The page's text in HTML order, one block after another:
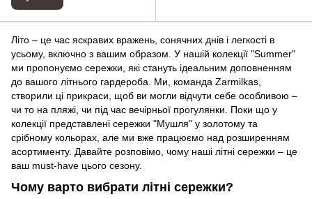
Літо – це час яскравих вражень, сонячних днів і легкості в
усьому, включно з вашим образом. У нашій колекції "Summer"
ми пропонуємо сережки, які стануть ідеальним доповненням
до вашого літнього гардероба. Ми, команда Zarmilkas,
створили ці прикраси, щоб ви могли відчути себе особливою –
чи то на пляжі, чи під час вечірньої прогулянки. Поки що у
колекції представлені сережки "Мушля" у золотому та
срібному кольорах, але ми вже працюємо над розширенням
асортименту. Давайте розповімо, чому наші літні сережки – це
ваш must-have цього сезону.
Чому варто вибрати літні сережки?